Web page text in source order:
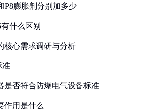
P8膨胀剂分别加多少
什么区别
核心需求调研与分析
准
是否符合防爆电气设备标准
作用是什么